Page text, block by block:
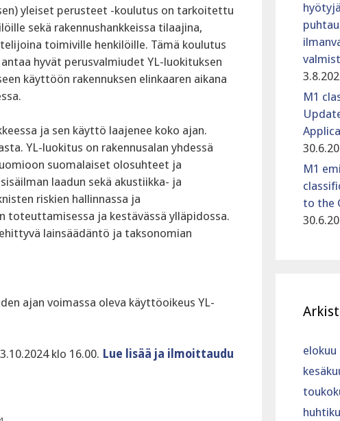
yleiset perusteet -koulutus on tarkoitettu
sekä rakennushankkeissa tilaajina,
toimiville henkilöille. Tämä koulutus
hyvät perusvalmiudet YL-luokituksen
käyttöön rakennuksen elinkaaren aikana
ja sen käyttö laajenee koko ajan.
YL-luokitus on rakennusalan yhdessä
suomalaiset olosuhteet ja
laadun sekä akustiikka- ja
riskien hallinnassa ja
toteuttamisessa ja kestävässä ylläpidossa.
lainsäädäntö ja taksonomian
ajan voimassa oleva käyttöoikeus YL-
klo 16.00. Lue lisää ja ilmoittaudu
M1
M1
to the
elokuu